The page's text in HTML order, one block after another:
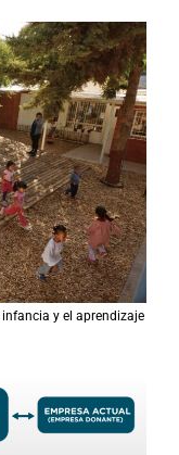
y el aprendizaje